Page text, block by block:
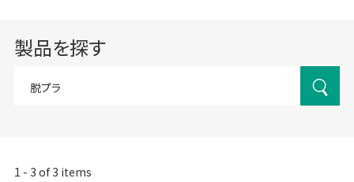
製品を探す
1 - 3 of3 items